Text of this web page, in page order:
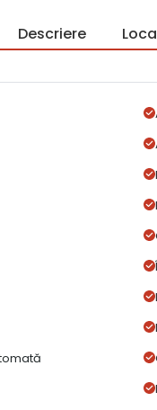
Descriere